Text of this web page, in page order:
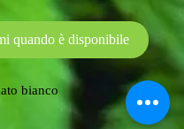
quando è disponibile
bianco